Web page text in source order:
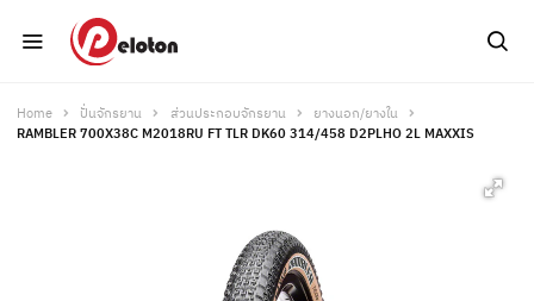
Home ปั่นจักรยาน ส่วนประกอบจักรยาน
ยางนอก/ยางใน
RAMBLER 700X38C M2018RU FT TLR DK60 314/458 D2PLHO 2L MAXXIS